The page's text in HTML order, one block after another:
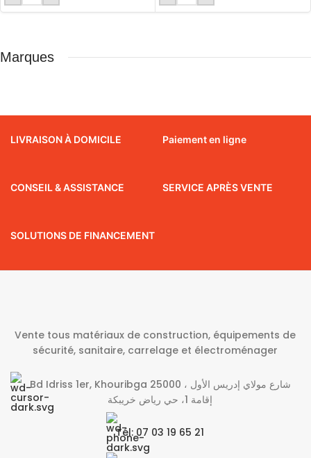
Marques
LIVRAISON À DOMICILE Paiement en ligne
CONSEIL & ASSISTANCE SERVICE APRÈS VENTE
SOLUTIONS DE FINANCEMENT
Vente tous matériaux de construction, équipements de
sécurité, sanitaire, carrelage et électroménager
Bd Idriss 1er, Khouribga 25000 شارع مولاي إدريس الأول ،
إقامة 1، حي رياض خريبكة
Tél: 07 03 19 65 21